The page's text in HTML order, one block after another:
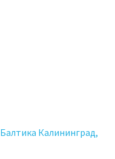
Балтика Калининград,